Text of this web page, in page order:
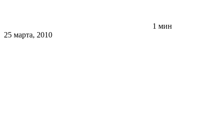
1 мин
25 марта, 2010